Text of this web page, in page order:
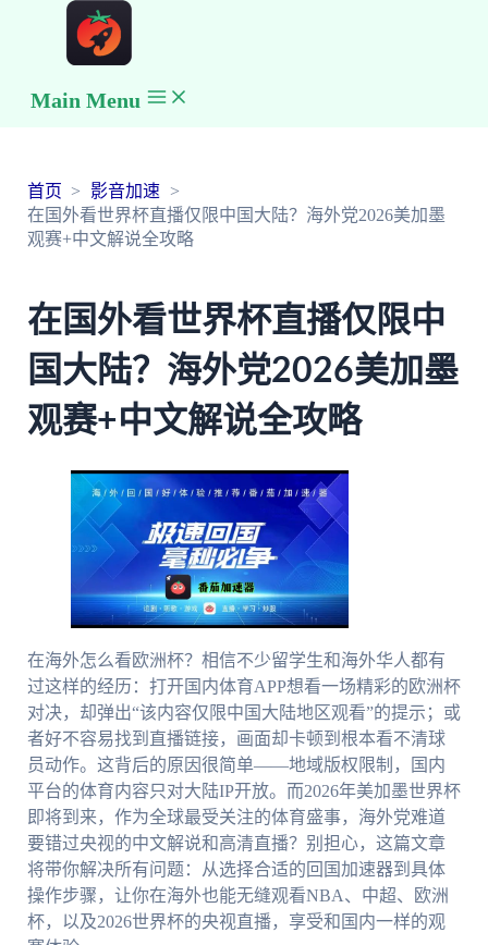
Main Menu
首页
影音加速
在国外看世界杯直播仅限中国大陆？海外党2026美加墨
观赛+中文解说全攻略
在国外看世界杯直播仅限中
国大陆？海外党2026美加墨
观赛+中文解说全攻略
在海外怎么看欧洲杯？相信不少留学生和海外华人都有
过这样的经历：打开国内体育APP想看一场精彩的欧洲杯
对决，却弹出“该内容仅限中国大陆地区观看”的提示；或
者好不容易找到直播链接，画面却卡顿到根本看不清球
员动作。这背后的原因很简单——地域版权限制，国内
平台的体育内容只对大陆IP开放。而2026年美加墨世界杯
即将到来，作为全球最受关注的体育盛事，海外党难道
要错过央视的中文解说和高清直播？别担心，这篇文章
将带你解决所有问题：从选择合适的回国加速器到具体
操作步骤，让你在海外也能无缝观看NBA、中超、欧洲
杯，以及2026世界杯的央视直播，享受和国内一样的观